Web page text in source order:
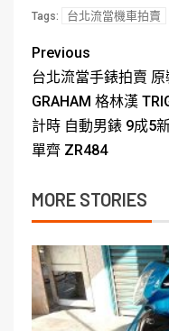
Tags: 台北流當機車拍賣
Previous
台北流當手錶拍賣 原
GRAHAM 格林漢
計時 自動男錶 9成5
單齊 ZR484
MORE STORIES